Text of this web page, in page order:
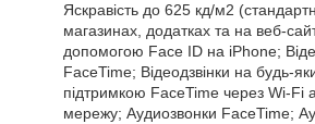
Яскравість до 625 кд/м2
магазинах, додатках та на
допомогою Face ID на iPhone;
FaceTime; Відеодзвінки на будь-
підтримкою FaceTime через Wi‑Fi
мережу; Аудиозвонки FaceTime;